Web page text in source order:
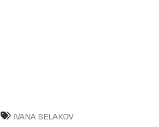
IVANA SELAKOV